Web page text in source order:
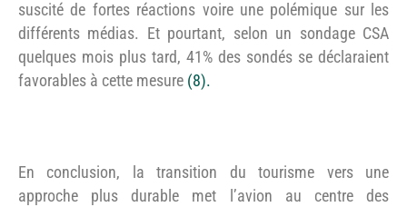
suscité de fortes réactions voire une polémique sur les
différents médias. Et pourtant, selon un sondage CSA
quelques mois plus tard, 41% des sondés se déclaraient
favorables à cette mesure (8).
En conclusion, la transition du tourisme vers une
approche plus durable met l’avion au centre des